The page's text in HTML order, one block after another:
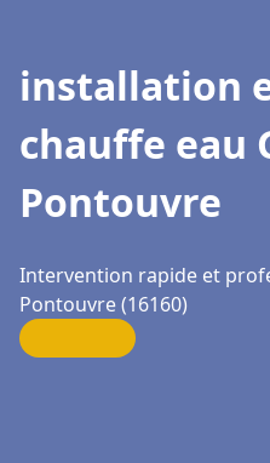
installation
chauffe eau
Pontouvre
Intervention rapide et
Pontouvre (16160)